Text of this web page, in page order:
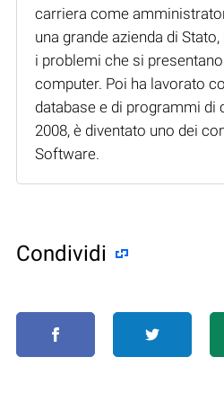
carriera come
una grande azienda di
i problemi che si
computer. Poi ha lavorato
database e di programmi di
2008, è diventato uno dei
Software.
Condividi